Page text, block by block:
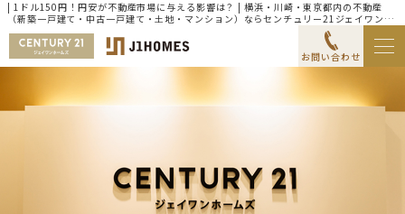
| 1ドル150円！円安が不動産市場に与える影響は？ | 横浜・川崎・東京都内の不動産
（新築一戸建て・中古一戸建て・土地・マンション）ならセンチュリー21ジェイワンホ
ームズ
お問い合わせ